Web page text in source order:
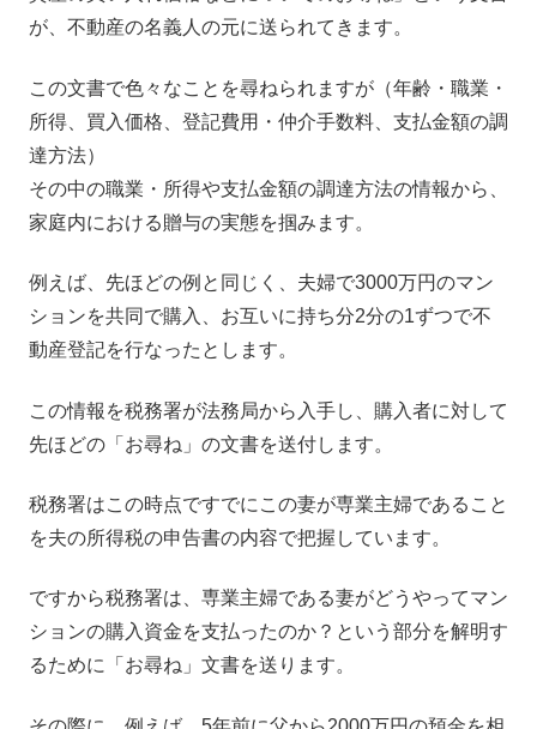
が、不動産の名義人の元に送られてきます。
この文書で色々なことを尋ねられますが（年齢・職業・
所得、買入価格、登記費用・仲介手数料、支払金額の調
達方法）
その中の職業・所得や支払金額の調達方法の情報から、
家庭内における贈与の実態を掴みます。
例えば、先ほどの例と同じく、夫婦で3000万円のマン
ションを共同で購入、お互いに持ち分2分の1ずつで不
動産登記を行なったとします。
この情報を税務署が法務局から入手し、購入者に対して
先ほどの「お尋ね」の文書を送付します。
税務署はこの時点ですでにこの妻が専業主婦であること
を夫の所得税の申告書の内容で把握しています。
ですから税務署は、専業主婦である妻がどうやってマン
ションの購入資金を支払ったのか？という部分を解明す
るために「お尋ね」文書を送ります。